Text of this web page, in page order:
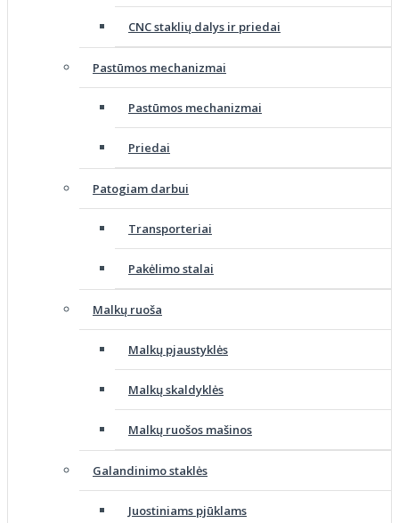
CNC staklių dalys ir priedai
Pastūmos mechanizmai
Pastūmos mechanizmai
Priedai
Patogiam darbui
Transporteriai
Pakėlimo stalai
Malkų ruoša
Malkų pjaustyklės
Malkų skaldyklės
Malkų ruošos mašinos
Galandinimo staklės
Juostiniams pjūklams